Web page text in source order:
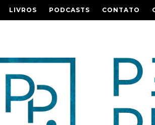
LIVROS PODCASTS CONTATO